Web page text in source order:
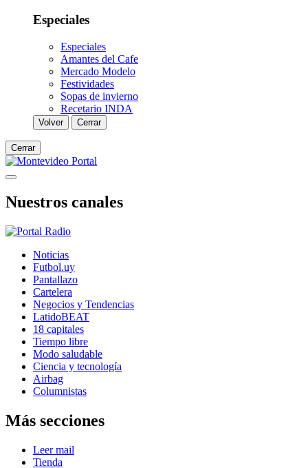
Especiales
Especiales
Amantes del Cafe
Mercado Modelo
Festividades
Sopas de invierno
Recetario INDA
Volver Cerrar
Cerrar
Nuestros canales
Noticias
Futbol.uy
Pantallazo
Cartelera
Negocios y Tendencias
LatidoBEAT
18 capitales
Tiempo libre
Modo saludable
Ciencia y tecnología
Airbag
Columnistas
Más secciones
Leer mail
Tienda